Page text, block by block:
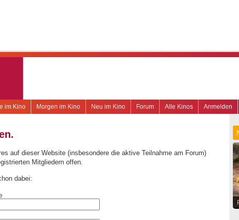
Anmelden
Alle Kinos
Forum
Neu im Kino
Morgen im Kino
im Kino
auf dieser Website (insbesondere die aktive Teilnahme am Forum)
Mitgliedern offen.
dabei: